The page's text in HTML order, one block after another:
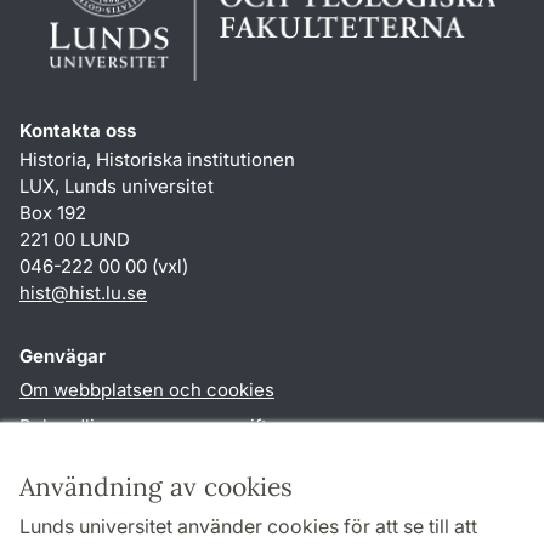
Användning av cookies
Lunds universitet använder cookies för att se till att
Kontakta oss
Historia, Historiska institutionen
LUX, Lunds universitet
Box 192
221 00 LUND
046-222 00 00 (vxl)
hist@hist.lu.se
Genvägar
Om webbplatsen och cookies
Behandling av personuppgifter
TYPO3-login